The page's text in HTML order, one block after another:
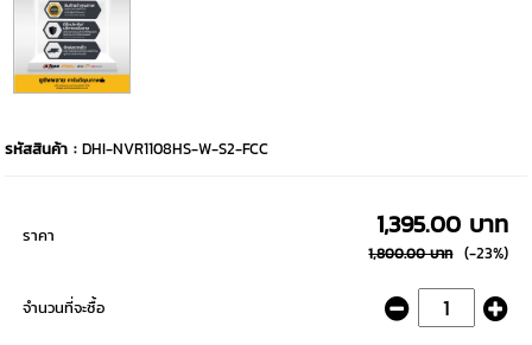
รหัสสินค้า :DHI-NVR1108HS-W-S2-FCC
ราคา 1,395.00 บาท
1,800.00 บาท (-23%)
จำนวนที่จะซื้อ